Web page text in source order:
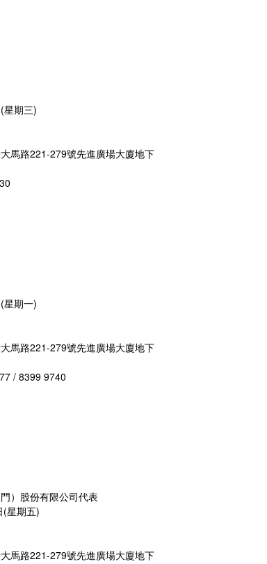
期三)
221-279號先進廣場大廈地下
期一)
221-279號先進廣場大廈地下
/ 8399 9740
股份有限公司代表
期五)
馬路221-279號先進廣場大廈地下